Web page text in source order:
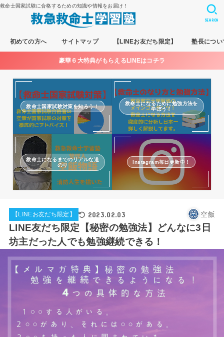
救命士国家試験に合格するための知識や情報をお届け！
初めての方へ サイトマップ 【LINEお友だち限定】 塾長につい
SEARCH
豪華６大特典がもらえるLINEはコチラ
救命士国家試験対策を知ろう！
救命士になるために勉強方法を
学ぼう！
救命士になるまでのリアルな道
のり
Instagram毎日更新中！
【LINEお友だち限定】 2023.02.03 空飯
LINE友だち限定【秘密の勉強法】どんなに3日
坊主だった人でも勉強継続できる！